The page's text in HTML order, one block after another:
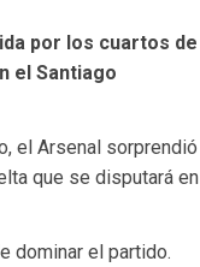
por los cuartos de
el Santiago
el Arsenal sorprendió
que se disputará en
dominar el partido.